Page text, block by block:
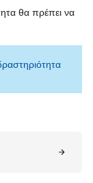
θα πρέπει να